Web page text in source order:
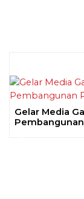
Gelar Media